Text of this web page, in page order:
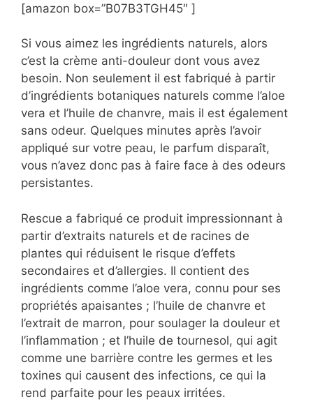
[amazon box=”B07B3TGH45″ ]
Si vous aimez les ingrédients naturels, alors
c’est la crème anti-douleur dont vous avez
besoin. Non seulement il est fabriqué à partir
d’ingrédients botaniques naturels comme l’aloe
vera et l’huile de chanvre, mais il est également
sans odeur. Quelques minutes après l’avoir
appliqué sur votre peau, le parfum disparaît,
vous n’avez donc pas à faire face à des odeurs
persistantes.
Rescue a fabriqué ce produit impressionnant à
partir d’extraits naturels et de racines de
plantes qui réduisent le risque d’effets
secondaires et d’allergies. Il contient des
ingrédients comme l’aloe vera, connu pour ses
propriétés apaisantes ; l’huile de chanvre et
l’extrait de marron, pour soulager la douleur et
l’inflammation ; et l’huile de tournesol, qui agit
comme une barrière contre les germes et les
toxines qui causent des infections, ce qui la
rend parfaite pour les peaux irritées.